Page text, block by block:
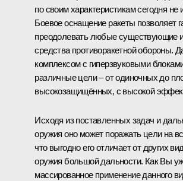
по своим характеристикам сегодня не
Боевое оснащение ракеты позволяет
преодолевать любые существующие
средства противоракетной обороны.
комплексом с гиперзвуковыми
различные цели – от одиночных до
высокозащищённых, с высокой
Исходя из поставленных задач и
оружия оно может поражать цели на
что выгодно его отличает от других
оружия большой дальности. Как Вы
массированное применение данного